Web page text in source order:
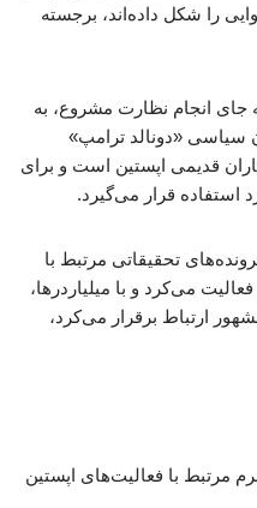
را شکل داده‌اند، برجسته
جای انجام نظارت مشروع، به
سیاسی «دونالد ترامپ»
قدیمی اپستین است و برای
استفاده قرار می‌گیرد.
تحقیقاتی مرتبط با
می‌کرد و با میلیاردرها،
ارتباط برقرار می‌کرد،
مرتبط با فعالیت‌های اپستین